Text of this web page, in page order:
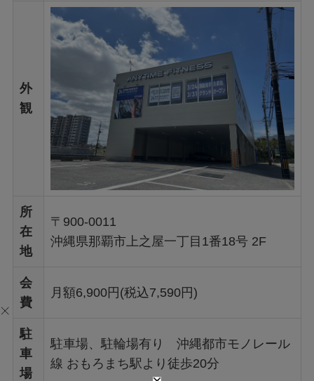
外
観
所
在
地
〒900-0011
沖縄県那覇市上之屋一丁目1番18号 2F
会
費
月額6,900円(税込7,590円)
駐
車
場
駐車場、駐輪場有り 沖縄都市モノレール
線 おもろまち駅より徒歩20分